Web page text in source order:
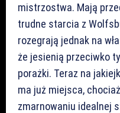
mistrzostwa. Mają
trudne starcia z
rozegrają jednak na
że jesienią przeciwko
porażki. Teraz na
ma już miejsca,
zmarnowaniu idealnej